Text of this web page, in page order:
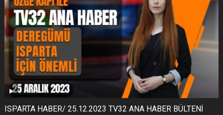
ISPARTA HABER/ 25.12.2023 TV32 ANA HABER BÜLTENİ